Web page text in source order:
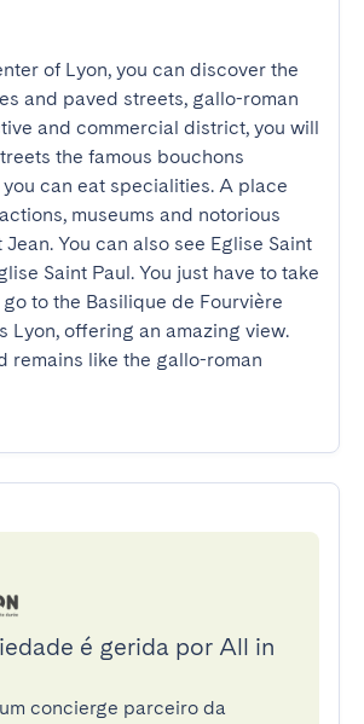
of Lyon, you can discover the
and paved streets, gallo-roman
and commercial district, you will
the famous bouchons
can eat specialities. A place
museums and notorious
You can also see Eglise Saint
Saint Paul. You just have to take
to the Basilique de Fourvière
Lyon, offering an amazing view.
remains like the gallo-roman
é gerida por All in
concierge parceiro da